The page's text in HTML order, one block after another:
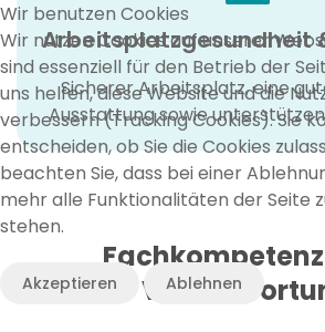
Arbeitsplatzgesundheit
Sicherer Arbeitsplatz, eine
Ausstattung sowie
Wir benutzen Cookies
Wir nutzen Cookies auf unserer
sind essenziell für den Betrieb der
uns helfen, diese Website und die
verbessern (Tracking Cookies). Sie
entscheiden, ob Sie die Cookies
beachten Sie, dass bei einer
mehr alle Funktionalitäten der Seite
stehen.
Akzeptieren Ablehnen